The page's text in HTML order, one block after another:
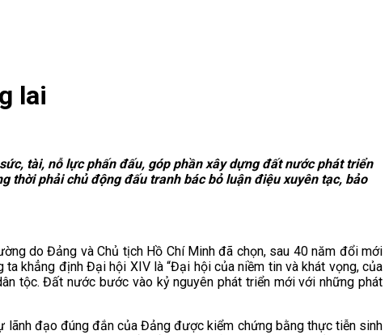
lai
tài, nỗ lực phấn đấu, góp phần xây dựng đất nước phát triển
thời phải chủ động đấu tranh bác bỏ luận điệu xuyên tạc, bảo
do Đảng và Chủ tịch Hồ Chí Minh đã chọn, sau 40 năm đổi mới
khẳng định Đại hội XIV là “Đại hội của niềm tin và khát vọng, của
tộc. Đất nước bước vào kỷ nguyên phát triển mới với những phát
lãnh đạo đúng đắn của Đảng được kiểm chứng bằng thực tiễn sinh